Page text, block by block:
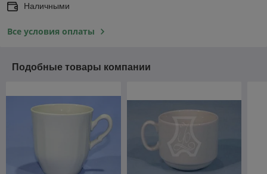
Наличными
Все условия оплаты
Подобные товары компании